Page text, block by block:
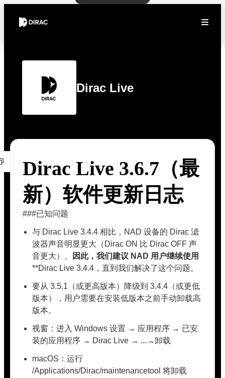
Dirac Live
Dirac Live 3.6.7（最
新）软件更新日志
###已知问题
与 Dirac Live 3.4.4 相比，NAD 设备的 Dirac 滤
波器声音明显更大（Dirac ON 比 Dirac OFF 声
音更大）。
因此，我们建议 NAD 用户继续使用
**Dirac Live 3.4.4，直到我们解决了这个问题。
要从 3.5.1（或更高版本）降级到 3.4.4（或更低
版本），用户需要在安装低版本之前手动卸载高
版本。
视窗：进入 Windows 设置 → 应用程序 → 已安
装的应用程序 → Dirac Live → ...→卸载
macOS：运行
/Applications/Dirac/maintenancetool 将卸载